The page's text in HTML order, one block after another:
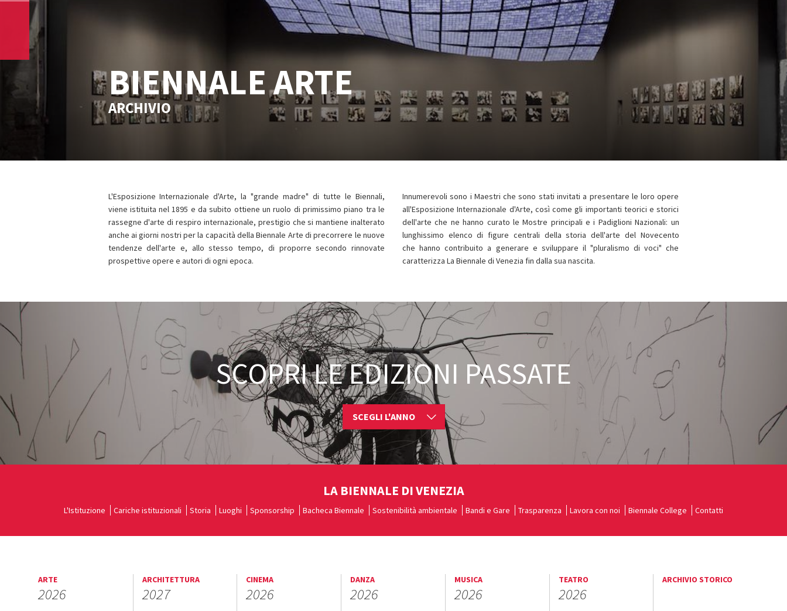
BIENNALE ARTE
ARCHIVIO
L'Esposizione Internazionale d'Arte, la "grande madre" di tutte le Biennali,
viene istituita nel 1895 e da subito ottiene un ruolo di primissimo piano tra le
rassegne d'arte di respiro internazionale, prestigio che si mantiene inalterato
anche ai giorni nostri per la capacità della Biennale Arte di precorrere le nuove
tendenze dell'arte e, allo stesso tempo, di proporre secondo rinnovate
prospettive opere e autori di ogni epoca.
Innumerevoli sono i Maestri che sono stati invitati a presentare le loro opere
all'Esposizione Internazionale d'Arte, così come gli importanti teorici e storici
dell'arte che ne hanno curato le Mostre principali e i Padiglioni Nazionali: un
lunghissimo elenco di figure centrali della storia dell'arte del Novecento
che hanno contribuito a generare e sviluppare il "pluralismo di voci" che
caratterizza La Biennale di Venezia fin dalla sua nascita.
SCOPRI LE EDIZIONI PASSATE
SCEGLI L'ANNO
LA BIENNALE DI VENEZIA
L'Istituzione Cariche istituzionali Storia Luoghi Sponsorship Bacheca Biennale Sostenibilità ambientale Bandi e Gare Trasparenza Lavora con noi Biennale College Contatti
ARTE
2026
ARCHITETTURA
2027
CINEMA
2026
DANZA
2026
MUSICA
2026
TEATRO
2026
ARCHIVIO STORICO